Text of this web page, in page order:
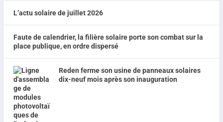
L’actu solaire de juillet 2026
Faute de calendrier, la filière solaire porte son combat sur la
place publique, en ordre dispersé
Reden ferme son usine de panneaux solaires
dix-neuf mois après son inauguration